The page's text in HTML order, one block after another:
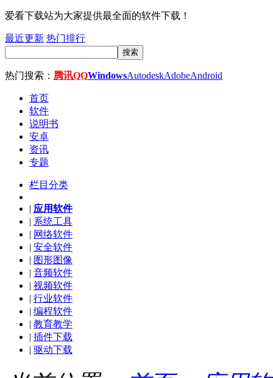
爱看下载站为大家提供最全面的软件下载！
最近更新 热门排行
搜索
热门搜索： 腾讯QQWindowsAutodeskAdobeAndroid
首页
软件
说明书
安卓
资讯
专题
栏目分类
| 应用软件
| 系统工具
| 网络软件
| 安全软件
| 图形图像
| 音频软件
| 视频软件
| 行业软件
| 编程软件
| 教育教学
| 插件下载
| 驱动下载